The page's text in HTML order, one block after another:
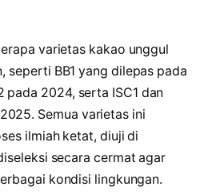
varietas kakao unggul
seperti BB1 yang dilepas pada
pada 2024, serta ISC1 dan
Semua varietas ini
ilmiah ketat, diuji di
secara cermat agar
kondisi lingkungan.